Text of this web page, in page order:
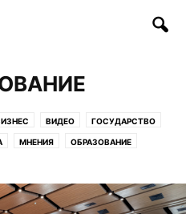
ВИДЕО ГОСУДАРСТВО
МНЕНИЯ ОБРАЗОВАНИЕ
ФИНАНСЫ ФОТО
ФАКТЫ